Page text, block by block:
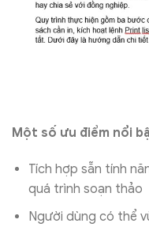
Một số ưu điểm nổi
Tích hợp sẵn tính
quá trình soạn thảo
Người dùng có thể